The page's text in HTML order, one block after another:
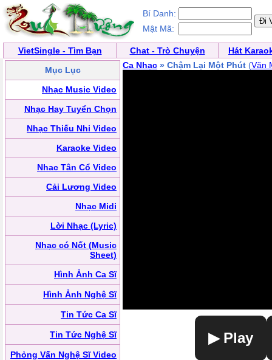
Bí Danh:
Mật Mã:
VietSingle - Tìm Bạn Chat - Trò Chuyện
Hát
Mục Lục
Nhạc Music Video
Nhạc Hay Tuyển Chọn
Nhạc Thiếu Nhi Video
Karaoke Video
Nhạc Tân Cổ Video
Cải Lương Video
Nhạc Midi
Lời Nhạc (Lyric)
Nhạc có Nốt (Music
Sheet)
Hình Ảnh Ca Sĩ
Hình Ảnh Nghệ Sĩ
Tin Tức Ca Sĩ
Tin Tức Nghệ Sĩ
Phỏng Vấn Nghệ Sĩ Video
Ca Nhạc » Chậm Lại Một Phút (Văn
▶ Play